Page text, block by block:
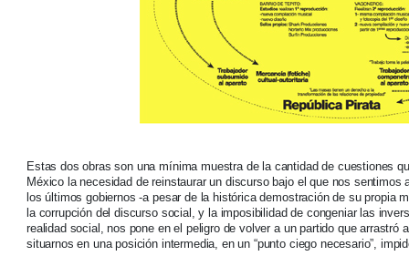
Estas dos obras son una mínima muestra de la cantidad de cuestiones
México la necesidad de reinstaurar un discurso bajo el que nos
los últimos gobiernos -a pesar de la histórica demostración de su propia
la corrupción del discurso social, y la imposibilidad de congeniar las
realidad social, nos pone en el peligro de volver a un partido que
situarnos en una posición intermedia, en un “punto ciego necesario”,